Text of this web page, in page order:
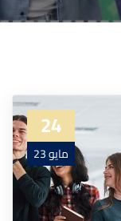
24
مايو 23